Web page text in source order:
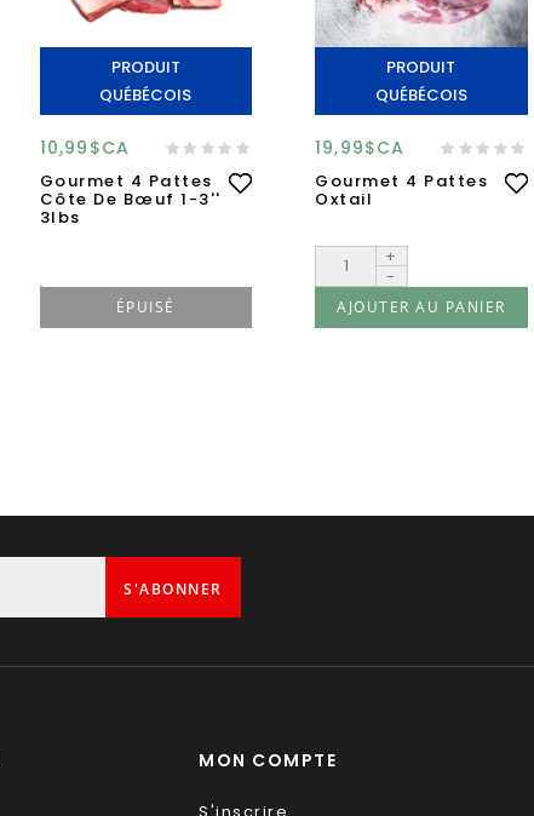
PRODUIT
QUÉBÉCOIS
10,99$CA
Gourmet 4 Pattes
Côte De Bœuf 1-3''
3lbs
ÉPUISÉ
PRODUIT
QUÉBÉCOIS
19,99$CA
Gourmet 4 Pattes
Oxtail
+
-
AJOUTER AU PANIER
S'ABONNER
MON COMPTE